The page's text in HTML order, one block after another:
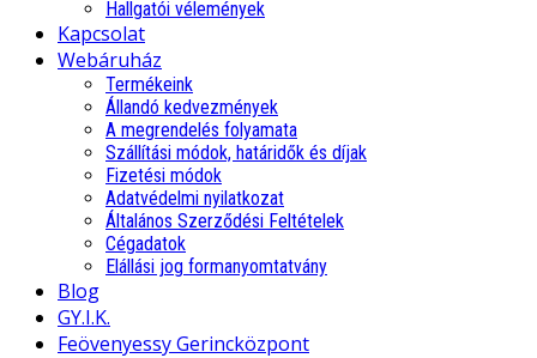
Hallgatói vélemények
Kapcsolat
Webáruház
Termékeink
Állandó kedvezmények
A megrendelés folyamata
Szállítási módok, határidők és díjak
Fizetési módok
Adatvédelmi nyilatkozat
Általános Szerződési Feltételek
Cégadatok
Elállási jog formanyomtatvány
Blog
GY.I.K.
Feövenyessy Gerincközpont